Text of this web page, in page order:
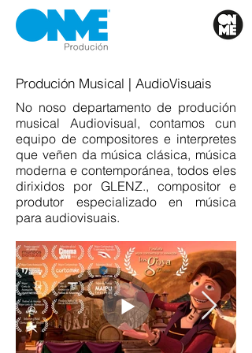
Produción Musical | AudioVisuais
No noso departamento de produción
musical Audiovisual, contamos cun
equipo de compositores e interpretes
que veñen da música clásica, música
moderna e contemporánea, todos eles
dirixidos por GLENZ., compositor e
produtor especializado en música
para audiovisuais.